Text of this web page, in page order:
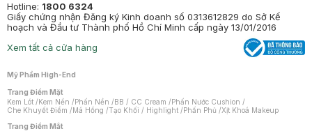
Hotline: 1800 6324
Giấy chứng nhận Đăng ký Kinh doanh số 0313612829 do Sở Kế
hoạch và Đầu tư Thành phố Hồ Chí Minh cấp ngày 13/01/2016
Xem tất cả cửa hàng
Mỹ Phẩm High-End
Trang Điểm Mặt
Kem Lót /Kem Nền /Phấn Nền /BB / CC Cream /Phấn Nước Cushion /
Che Khuyết Điểm /Má Hồng /Tạo Khối / Highlight /Phấn Phủ /Xịt Khoá Makeup
Trang Điểm Mắt